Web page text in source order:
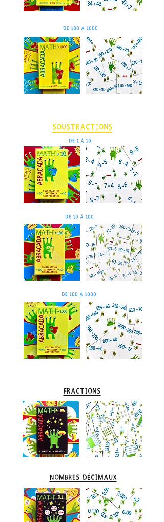
de 100 à 1000
Soustractions
de 1 à 10
de 10 à 100
de 100 à 1000
Fractions
Nombres décimaux